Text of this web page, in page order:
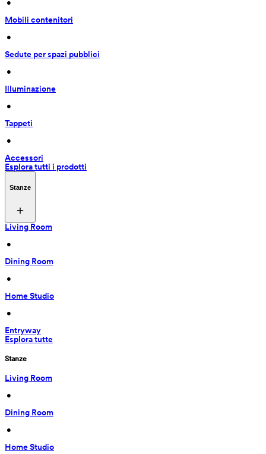
•
Mobili contenitori
•
Sedute per spazi pubblici
•
Illuminazione
•
Tappeti
•
Accessori
Esplora tutti i prodotti
Stanze
Living Room
•
Dining Room
•
Home Studio
•
Entryway
Esplora tutte
Stanze
Living Room
•
Dining Room
•
Home Studio